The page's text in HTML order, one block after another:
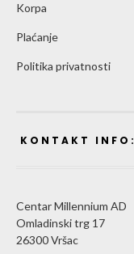
Korpa
Plaćanje
Politika privatnosti
KONTAKT INFO:
Centar Millennium AD
Omladinski trg 17
26300 Vršac